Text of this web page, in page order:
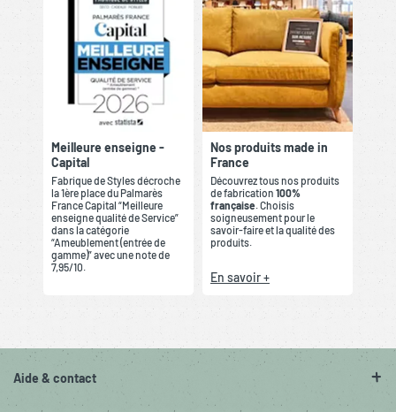
Meilleure enseigne -
Capital
Fabrique de Styles décroche
la 1ère place du Palmarès
France Capital “Meilleure
enseigne qualité de Service”
dans la catégorie
“Ameublement (entrée de
gamme)” avec une note de
7,95/10.
Nos produits made in
France
Découvrez tous nos produits
de fabrication 100%
française . Choisis
soigneusement pour le
savoir-faire et la qualité des
produits.
En savoir +
Aide & contact